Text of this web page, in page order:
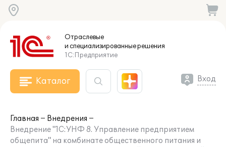
Отраслевые
и специализированныерешения
1С:Предприятие
Каталог Вход
Главная
Внедрения
Внедрение "1С:УНФ 8. Управление предприятием
общепита" на комбинате общественного питания и